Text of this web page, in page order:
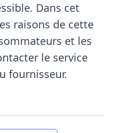
Dans cet
raisons de cette
et les
le service
fournisseur.